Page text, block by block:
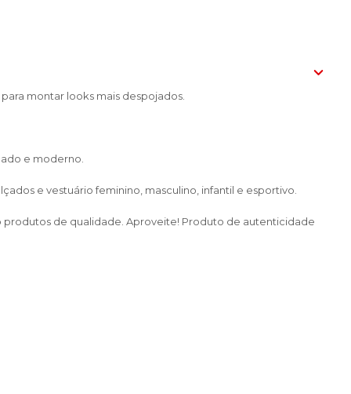
montar looks mais despojados.
e moderno.
e vestuário feminino, masculino, infantil e esportivo.
produtos de qualidade. Aproveite! Produto de autenticidade